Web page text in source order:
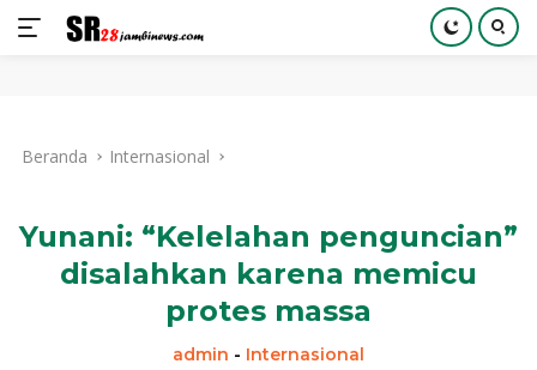
kontenBeranda Internasional
Yunani: “Kelelahan penguncian”
disalahkan karena memicu
protes massa
admin - Internasional